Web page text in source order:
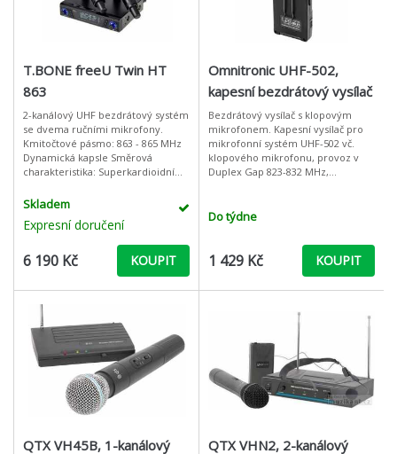
T.BONE freeU Twin HT
863
2-kanálový UHF bezdrátový systém
se dvema ručními mikrofony.
Kmitočtové pásmo: 863 - 865 MHz
Dynamická kapsle Směrová
charakteristika: Superkardioidní
předprogramované frekvenční
Skladem
Expresní doručení
6 190 Kč KOUPIT
Omnitronic UHF-502,
kapesní bezdrátový vysílač
823-832MHz s klopovým
mikrofonem
Bezdrátový vysílač s klopovým
mikrofonem. Kapesní vysílač pro
mikrofonní systém UHF-502 vč.
klopového mikrofonu, provoz v
Duplex Gap 823-832 MHz,
infračervené roz
Do týdne
1 429 Kč KOUPIT
QTX VH45B, 1-kanálový
QTX VHN2, 2-kanálový